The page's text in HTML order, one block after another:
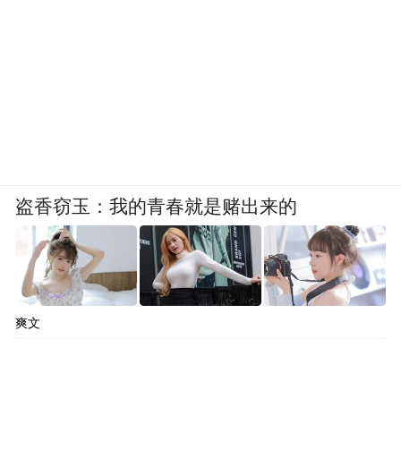
盗香窃玉：我的青春就是赌出来的
爽文